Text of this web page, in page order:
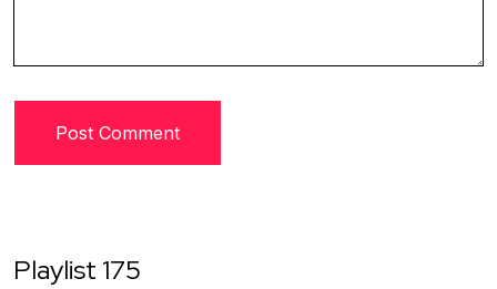
Playlist 175